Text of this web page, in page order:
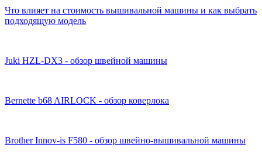
Что влияет на стоимость вышивальной машины и как выбрать
подходящую модель
Juki HZL-DX3 - обзор швейной машины
Bernette b68 AIRLOCK - обзор коверлока
Brother Innov-is F580 - обзор швейно-вышивальной машины